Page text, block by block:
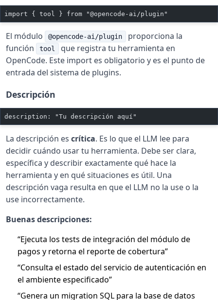
import { tool } from "@opencode-ai/plugin"
El módulo @opencode-ai/plugin
proporciona la
función
tool
que registra tu herramienta en
OpenCode. Este import es obligatorio y es el punto de
entrada del sistema de plugins.
Descripción
description: "Tu descripción aquí"
La descripción es crítica. Es lo que el LLM lee para
decidir cuándo usar tu herramienta. Debe ser clara,
específica y describir exactamente qué hace la
herramienta y en qué situaciones es útil. Una
descripción vaga resulta en que el LLM no la use o la
use incorrectamente.
Buenas descripciones:
“Ejecuta los tests de integración del módulo de
pagos y retorna el reporte de cobertura”
“Consulta el estado del servicio de autenticación en
el ambiente especificado”
“Genera un migration SQL para la base de datos